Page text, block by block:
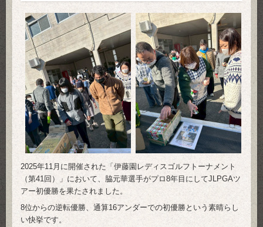
2025年11月に開催された「伊藤園レディスゴルフトーナメント
（第41回）」において、脇元華選手がプロ8年目にしてJLPGAツ
アー初優勝を果たされました。
8位からの逆転優勝、通算16アンダーでの初優勝という素晴らし
い快挙です。